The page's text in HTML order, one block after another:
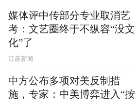
媒体评中传部分专业取消艺
考：文艺圈终于不纵容“没文
化”了
江苏新闻
中方公布多项对美反制措
施，专家：中美博弈进入“按